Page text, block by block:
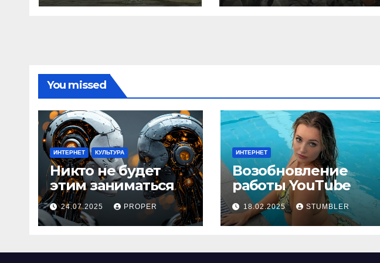
You missed
ИНТЕРНЕТ КУЛЬТУРА
Никто не будет
этим заниматься
24.07.2025 PROPER
ИНТЕРНЕТ
Возобновление
работы YouТube
18.02.2025 STUMBLER